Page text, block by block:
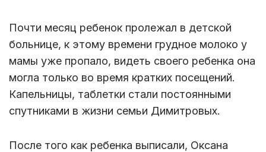
Почти месяц ребенок пролежал в детской
больнице, к этому времени грудное молоко у
мамы уже пропало, видеть своего ребенка она
могла только во время кратких посещений.
Капельницы, таблетки стали постоянными
спутниками в жизни семьи Димитровых.
После того как ребенка выписали, Оксана